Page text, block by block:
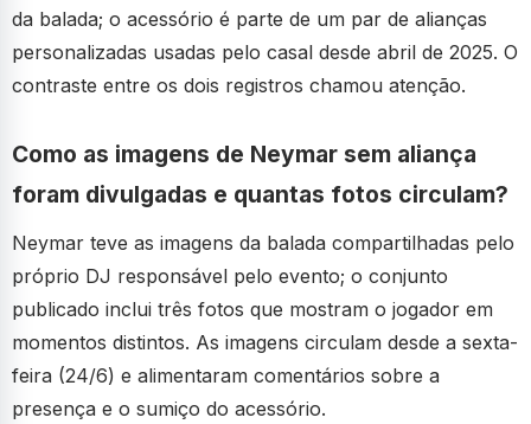
da balada; o acessório é parte de um par de alianças
personalizadas usadas pelo casal desde abril de 2025. O
contraste entre os dois registros chamou atenção.
Como as imagens de Neymar sem aliança
foram divulgadas e quantas fotos circulam?
Neymar teve as imagens da balada compartilhadas pelo
próprio DJ responsável pelo evento; o conjunto
publicado inclui três fotos que mostram o jogador em
momentos distintos. As imagens circulam desde a sexta-
feira (24/6) e alimentaram comentários sobre a
presença e o sumiço do acessório.